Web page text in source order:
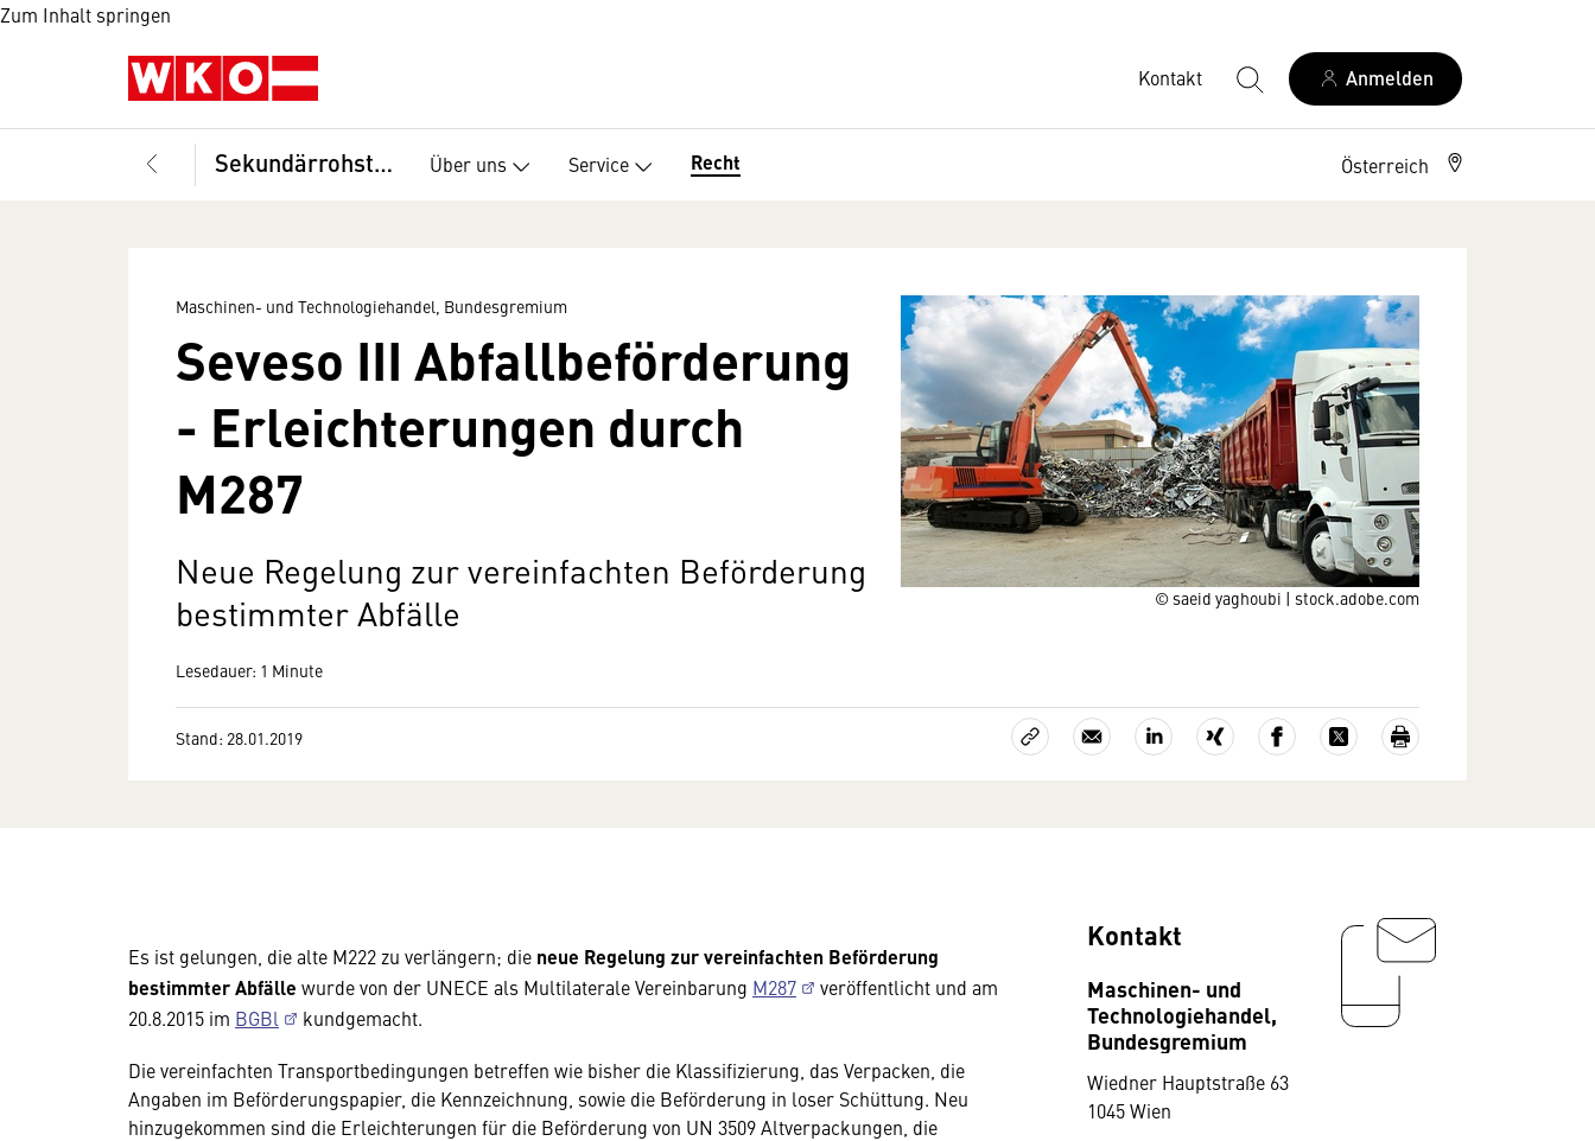
Zum Inhalt springen
Kontakt Anmelden
Sekundärrohstoffhandel Über uns Service Recht Österreich
© saeid yaghoubi | stock.adobe.com
Maschinen- und Technologiehandel, Bundesgremium
Seveso III Abfallbeförderung
- Erleichterungen durch
M287
Neue Regelung zur vereinfachten Beförderung
bestimmter Abfälle
Lesedauer: 1 Minute
Stand: 28.01.2019
Es ist gelungen, die alte M222 zu verlängern; die neue Regelung zur vereinfachten Beförderung
bestimmter Abfälle wurde von der UNECE als Multilaterale Vereinbarung M287
veröffentlicht und am
20.8.2015 im BGBl
kundgemacht.
Die vereinfachten Transportbedingungen betreffen wie bisher die Klassifizierung, das Verpacken, die
Angaben im Beförderungspapier, die Kennzeichnung, sowie die Beförderung in loser Schüttung. Neu
hinzugekommen sind die Erleichterungen für die Beförderung von UN 3509 Altverpackungen, die
Kontakt
Maschinen- und
Technologiehandel,
Bundesgremium
Wiedner Hauptstraße 63
1045 Wien